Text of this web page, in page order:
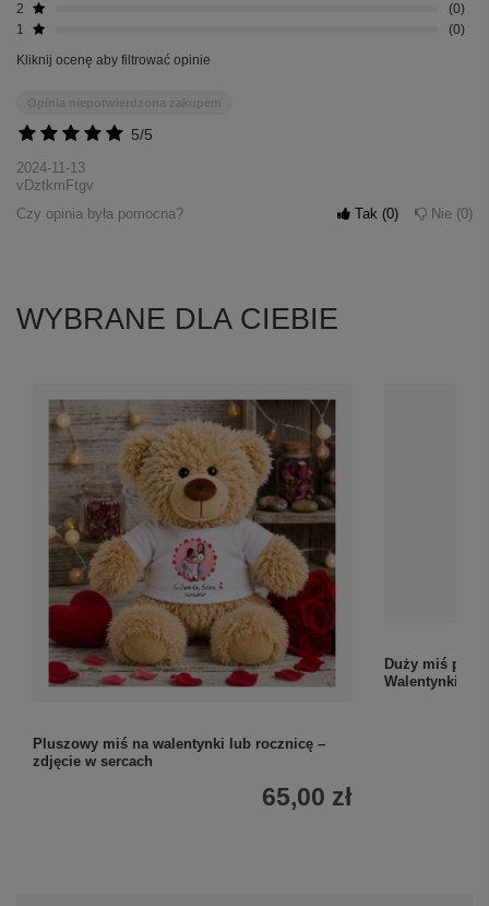
2
0
1
0
Kliknij ocenę aby filtrować opinie
5/5
2024-11-13
vDztkmFtgv
Czy opinia była pomocna?
Tak 0 Nie 0
WYBRANE DLA CIEBIE
Pluszowy miś na walentynki lub rocznicę –
zdjęcie w sercach
65,00 zł
Duży miś
Walentynki i